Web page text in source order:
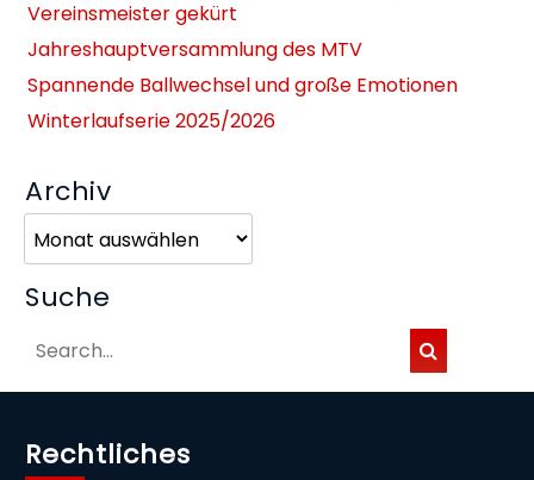
Vereinsmeister gekürt
Jahreshauptversammlung des MTV
Spannende Ballwechsel und große Emotionen
Winterlaufserie 2025/2026
Archiv
Suche
Rechtliches